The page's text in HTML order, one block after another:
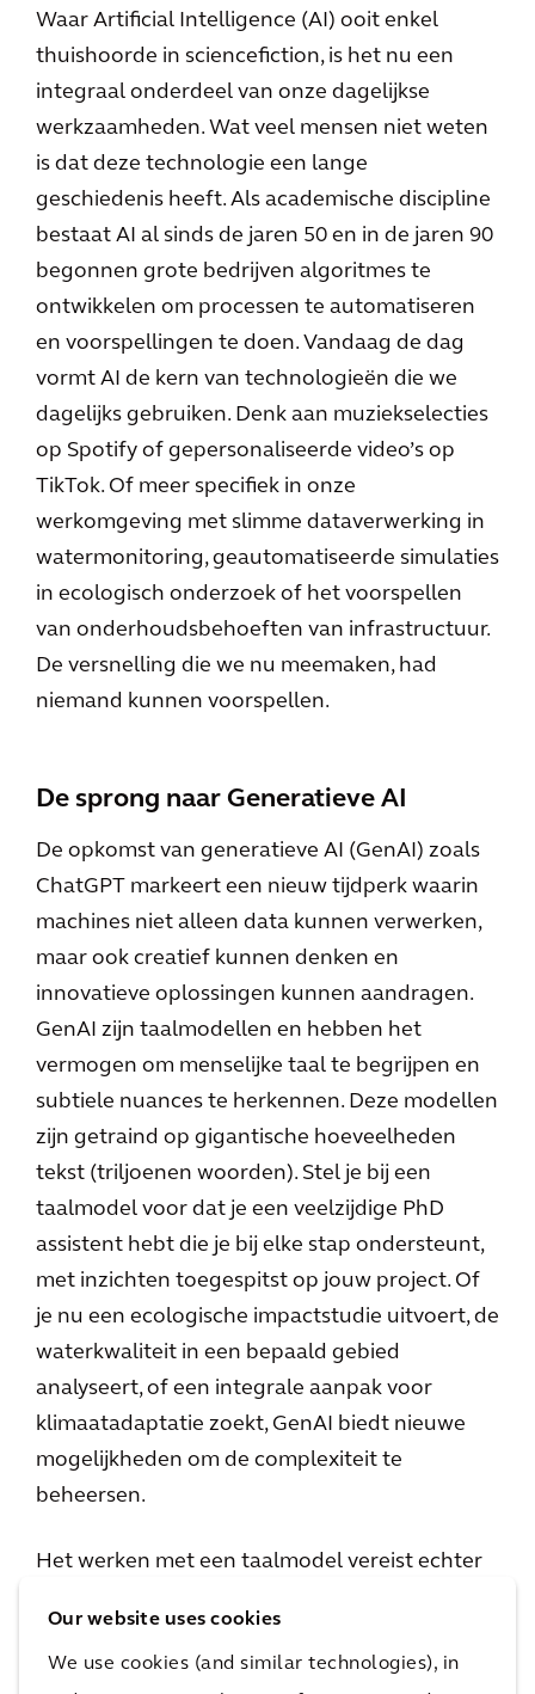
Our website uses cookies
We use cookies (and similar technologies), in
Waar Artificial Intelligence (AI) ooit enkel
thuishoorde in sciencefiction, is het nu een
integraal onderdeel van onze dagelijkse
werkzaamheden. Wat veel mensen niet weten
is dat deze technologie een lange
geschiedenis heeft. Als academische discipline
bestaat AI al sinds de jaren 50 en in de jaren 90
begonnen grote bedrijven algoritmes te
ontwikkelen om processen te automatiseren
en voorspellingen te doen. Vandaag de dag
vormt AI de kern van technologieën die we
dagelijks gebruiken. Denk aan muziekselecties
op Spotify of gepersonaliseerde video’s op
TikTok. Of meer specifiek in onze
werkomgeving met slimme dataverwerking in
watermonitoring, geautomatiseerde simulaties
in ecologisch onderzoek of het voorspellen
van onderhoudsbehoeften van infrastructuur.
De versnelling die we nu meemaken, had
niemand kunnen voorspellen.
De sprong naar Generatieve AI
De opkomst van generatieve AI (GenAI) zoals
ChatGPT markeert een nieuw tijdperk waarin
machines niet alleen data kunnen verwerken,
maar ook creatief kunnen denken en
innovatieve oplossingen kunnen aandragen.
GenAI zijn taalmodellen en hebben het
vermogen om menselijke taal te begrijpen en
subtiele nuances te herkennen. Deze modellen
zijn getraind op gigantische hoeveelheden
tekst (triljoenen woorden). Stel je bij een
taalmodel voor dat je een veelzijdige PhD
assistent hebt die je bij elke stap ondersteunt,
met inzichten toegespitst op jouw project. Of
je nu een ecologische impactstudie uitvoert, de
waterkwaliteit in een bepaald gebied
analyseert, of een integrale aanpak voor
klimaatadaptatie zoekt, GenAI biedt nieuwe
mogelijkheden om de complexiteit te
beheersen.
Het werken met een taalmodel vereist echter
resultaten te krijgen. ‘Garbage in, garbage out’: